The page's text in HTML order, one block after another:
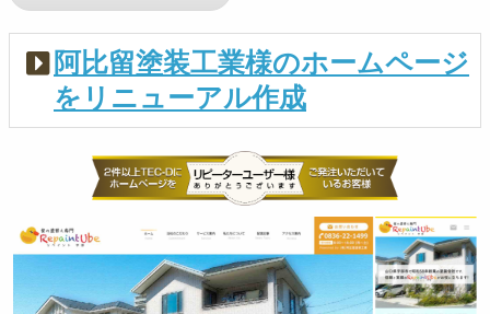
阿比留塗装工業様のホームページ
をリニューアル作成